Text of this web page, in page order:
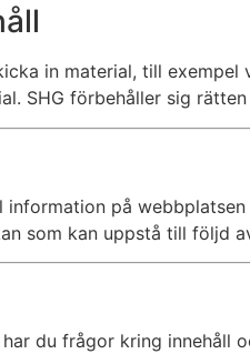
in material, till
SHG förbehåller sig
på
som kan uppstå till följd
du frågor kring innehåll